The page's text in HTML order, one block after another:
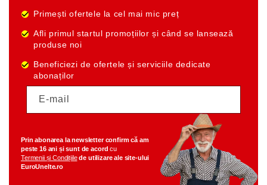
Primești ofertele la cel mai mic preț
Afli primul startul promoțiilor și când se lansează
produse noi
Beneficiezi de ofertele și serviciile dedicate
abonaților
E-mail
Prin abonarea la newsletter confirm că am
peste 16 ani și sunt de acord cu
Termenii și Condițiile de utilizare ale site-ului
EuroUnelte.ro